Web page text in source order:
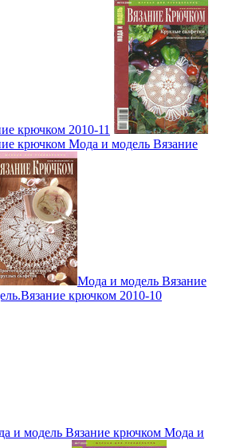
крючком 2010-11
крючком Мода и модель Вязание
Мода и модель Вязание
крючком 2010-10
и модель Вязание крючком Мода и